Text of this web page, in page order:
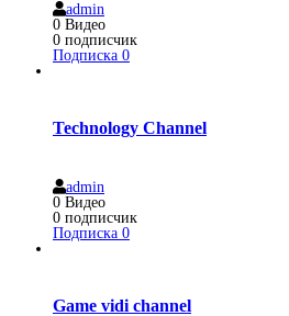
admin
0 Видео
0 подписчик
Подписка 0
Technology Channel
admin
0 Видео
0 подписчик
Подписка 0
Game vidi channel